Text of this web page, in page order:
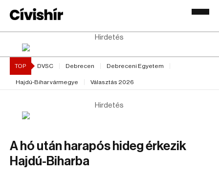
Hirdetés
TOP DVSC Debrecen Debreceni Egyetem
Hajdú-Bihar vármegye Választás 2026
Hirdetés
A hó után harapós hideg érkezik
Hajdú-Biharba